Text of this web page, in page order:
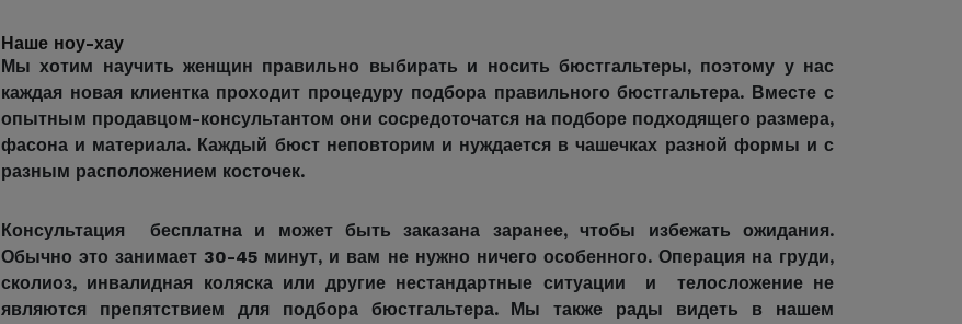
Наше ноу-хау
Мы хотим научить женщин правильно выбирать и носить бюстгальтеры, поэтому у нас
каждая новая клиентка проходит процедуру подбора правильного бюстгальтера. Вместе с
опытным продавцом-консультантом они сосредоточатся на подборе подходящего размера,
фасона и материала. Каждый бюст неповторим и нуждается в чашечках разной формы и с
разным расположением косточек.
Консультация бесплатна и может быть заказана заранее, чтобы избежать ожидания.
Обычно это занимает 30-45 минут, и вам не нужно ничего особенного. Операция на груди,
сколиоз, инвалидная коляска или другие нестандартные ситуации и телосложение не
являются препятствием для подбора бюстгальтера. Мы также рады видеть в нашем